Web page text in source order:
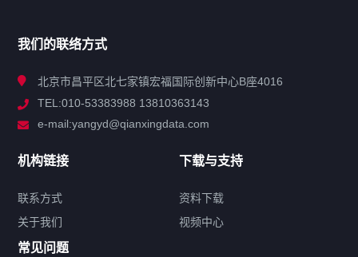
解决方案
联系方式
我们的联络方式
北京市昌平区北七家镇宏福国际创新中心B座4016
TEL:010-53383988 13810363143
e-mail:yangyd@qianxingdata.com
机构链接
联系方式
关于我们
下载与支持
资料下载
视频中心
常见问题